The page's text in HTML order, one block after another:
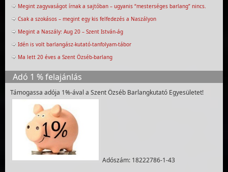
Megint zagyvaságot írnak a sajtóban – ugyanis “mesterséges barlang” nincs.
Csak a szokásos – megint egy kis felfedezés a Naszályon
Megint a Naszály: Aug 20 – Szent István-ág
Idén is volt barlangász-kutató-tanfolyam-tábor
Ma lett 20 éves a Szent Özséb-barlang
Adó 1 % felajánlás
Támogassa adója 1%-ával a Szent Özséb Barlangkutató Egyesületet!
Adószám: 18222786-1-43